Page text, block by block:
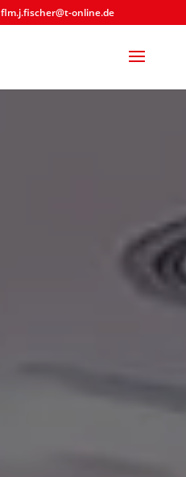
flm.j.fischer@t-online.de